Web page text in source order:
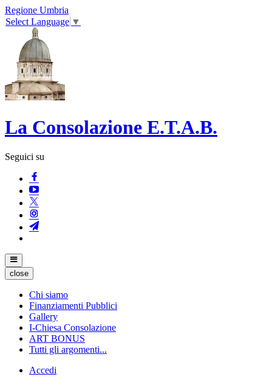
Regione Umbria
Select Language ▼
La Consolazione E.T.A.B.
Seguici su
close
Chi siamo
Finanziamenti Pubblici
Gallery
I-Chiesa Consolazione
ART BONUS
Tutti gli argomenti...
Accedi